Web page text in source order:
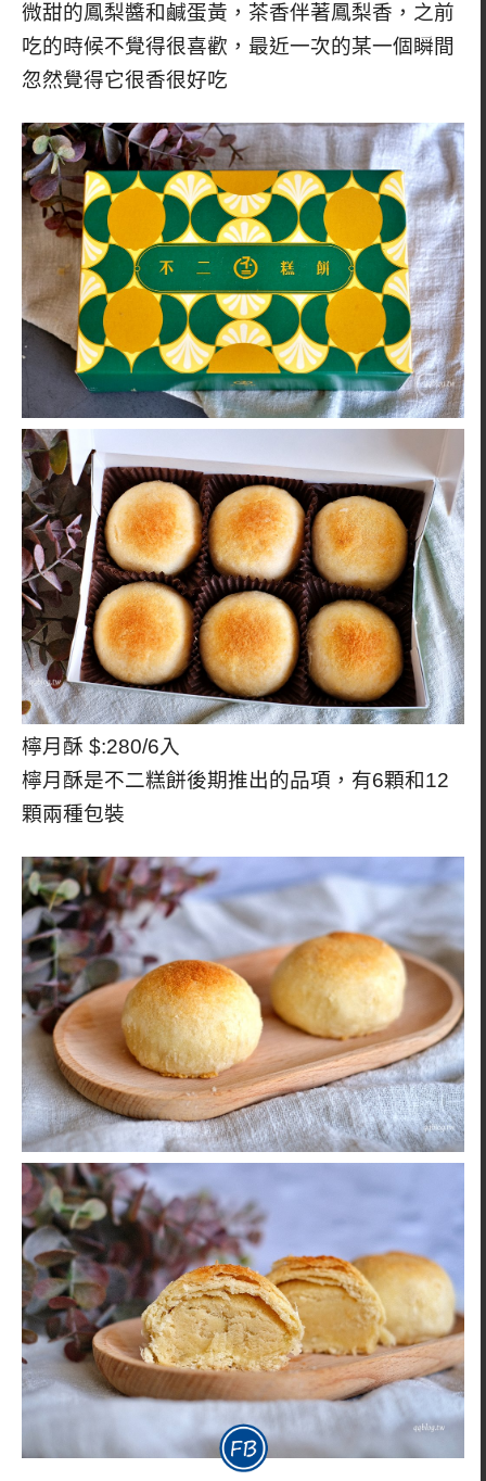
微甜的鳳梨醬和鹹蛋黃，茶香伴著鳳梨香，之前
吃的時候不覺得很喜歡，最近一次的某一個瞬間
忽然覺得它很香很好吃
檸月酥 $:280/6入
檸月酥是不二糕餅後期推出的品項，有6顆和12
顆兩種包裝